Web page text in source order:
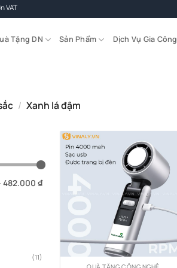
VAT
Tặng DN Sản Phẩm Dịch Vụ Gia Công
/ Xanh lá đậm
482.000 ₫
(11)